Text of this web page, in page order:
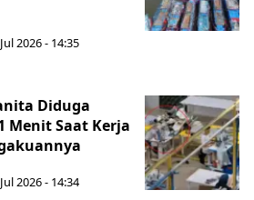
2026 - 14:35
Diduga
Menit Saat Kerja
2026 - 14:34